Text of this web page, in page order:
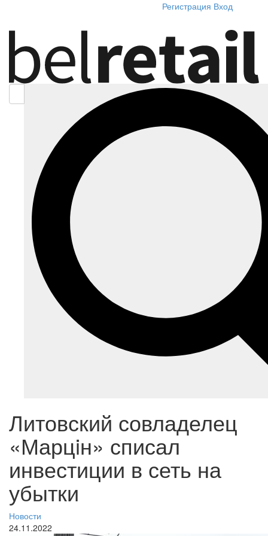
Регистрация Вход
Литовский совладелец
«Марцiн» списал
инвестиции в сеть на
убытки
Новости
24.11.2022